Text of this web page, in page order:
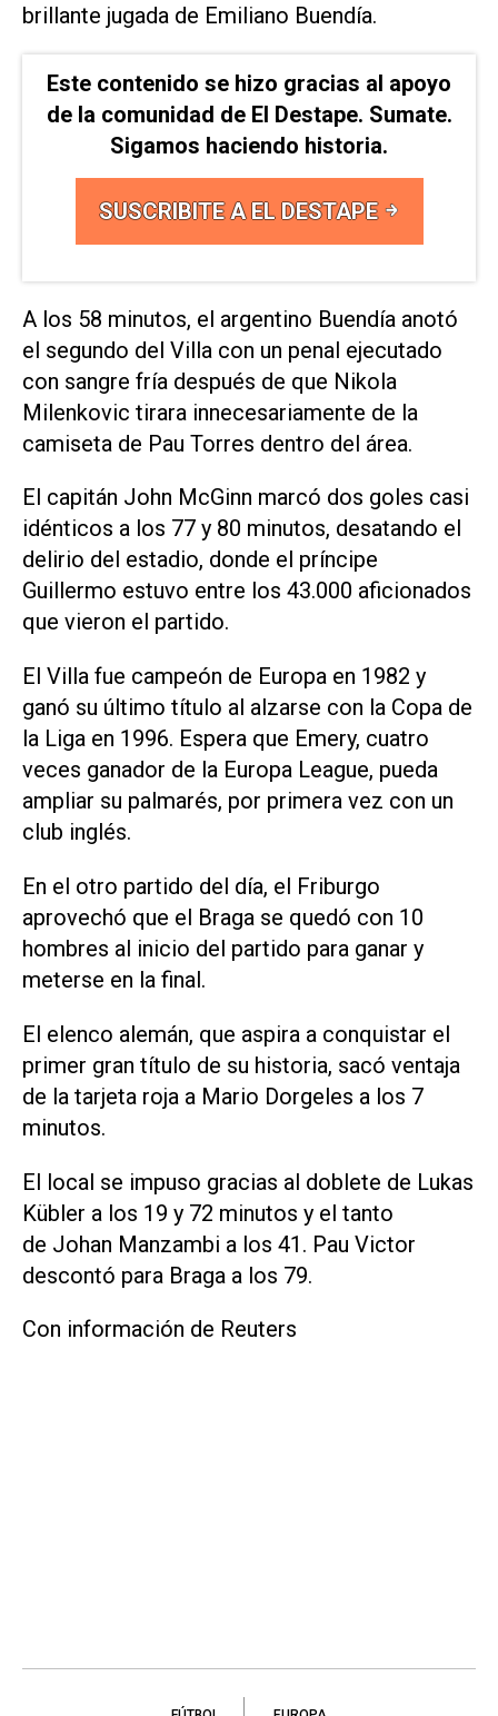
brillante jugada ‌de Emiliano Buendía.
Este contenido se hizo gracias al apoyo
de la comunidad de El Destape. Sumate.
Sigamos haciendo historia.
SUSCRIBITE A EL DESTAPE
A los 58 minutos, el argentino ⁠Buendía anotó
el segundo del Villa con un penal ejecutado
con sangre fría después de que Nikola
Milenkovic tirara innecesariamente de la
camiseta de Pau ​Torres dentro ‌del área.
El capitán John McGinn marcó dos goles casi
idénticos a los 77 y 80 minutos, desatando el
delirio del estadio, donde el príncipe
Guillermo estuvo entre los 43.000 aficionados
⁠que vieron el partido.
El Villa fue campeón de Europa en 1982 y
ganó su último título al alzarse con la Copa de
la Liga en 1996. Espera que Emery, cuatro
veces ganador de la Europa League, pueda
ampliar su palmarés, por primera vez con un
‌club inglés.
En el otro partido del día, el Friburgo
aprovechó que el Braga se quedó con 10
hombres al inicio del partido para ganar y
meterse en la final.
El elenco alemán, que aspira a conquistar el
primer ‌gran título de su historia, sacó ventaja
de la tarjeta roja a Mario Dorgeles a los 7
minutos.
El local ‌se impuso gracias ⁠al doblete de Lukas
Kübler a los 19 y 72 minutos y el ​tanto
de Johan Manzambi a los 41. Pau Victor
descontó para Braga a los 79.
Con información de Reuters